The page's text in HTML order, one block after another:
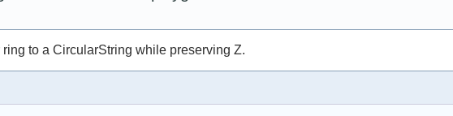
to a CircularString while preserving Z.